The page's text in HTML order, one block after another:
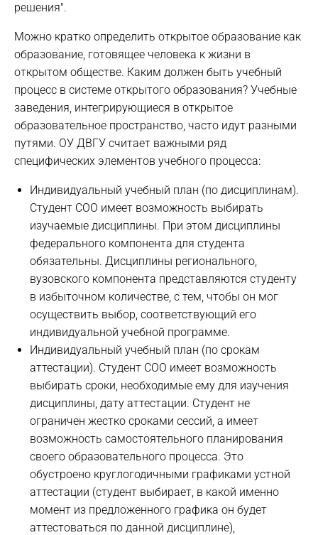
решения".
Можно кратко определить открытое образование как
образование, готовящее человека к жизни в
открытом обществе. Каким должен быть учебный
процесс в системе открытого образования? Учебные
заведения, интегрирующиеся в открытое
образовательное пространство, часто идут разными
путями. ОУ ДВГУ считает важными ряд
специфических элементов учебного процесса:
Индивидуальный учебный план (по дисциплинам).
Студент СОО имеет возможность выбирать
изучаемые дисциплины. При этом дисциплины
федерального компонента для студента
обязательны. Дисциплины регионального,
вузовского компонента представляются студенту
в избыточном количестве, с тем, чтобы он мог
осуществить выбор, соответствующий его
индивидуальной учебной программе.
Индивидуальный учебный план (по срокам
аттестации). Студент СОО имеет возможность
выбирать сроки, необходимые ему для изучения
дисциплины, дату аттестации. Студент не
ограничен жестко сроками сессий, а имеет
возможность самостоятельного планирования
своего образовательного процесса. Это
обустроено круглогодичными графиками устной
аттестации (студент выбирает, в какой именно
момент из предложенного графика он будет
аттестоваться по данной дисциплине),